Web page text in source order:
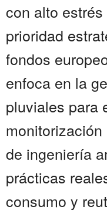
con alto
prioridad
fondos
enfoca en la
pluviales para
de ingeniería
prácticas
consumo y